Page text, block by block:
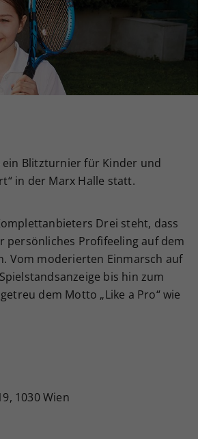
ein Blitzturnier für Kinder und
in der Marx Halle statt.
Drei steht, dass
persönliches Profifeeling auf dem
Vom moderierten Einmarsch auf
bis hin zum
dem Motto „Like a Pro“ wie
1030 Wien
vorgenommen Einstellungen, falls der
Betreiber dies eingestellt hat.